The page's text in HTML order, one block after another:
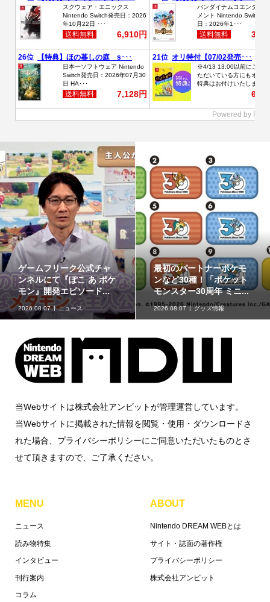
ゲームフリーク公式チャ
ンネルにて『ぽこ あ ポケ
モン』開発エピソード...
2026.08.07 ニュース
最初のパートナーポケモ
ンなど30種！「ポケット
モンスター30周年 ミニ...
2026.08.07 グッズ情報
当Webサイトは株式会社アンビットが管理運営しています。
当Webサイトに掲載された情報を閲覧・使用・ダウンロードさ
れた場合、プライバシーポリシーにご同意いただいたものとさ
せて頂きますので、ご了承ください。
MENU
ニュース
読み物特集
インタビュー
刊行案内
コラム
ABOUT
Nintendo DREAM WEBとは
サイト・誌面の著作権
プライバシーポリシー
株式会社アンビット